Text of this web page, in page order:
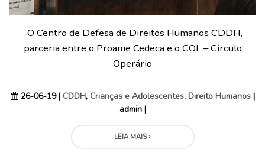
O Centro de Defesa de Direitos Humanos CDDH,
parceria entre o Proame Cedeca e o COL – Círculo
Operário
26-06-19 | CDDH, Crianças e Adolescentes, Direito Humanos|
admin |
LEIA MAIS